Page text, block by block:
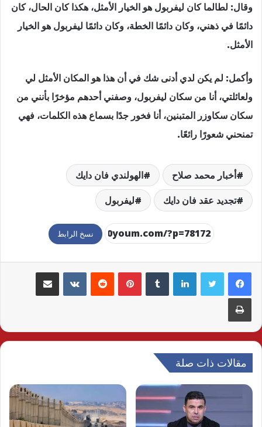
وقال: لطالما كان ليفربول هو الخيار الأمثل، هكذا كان الحال، كان
دائمًا في ذهني، وكان دائمًا الخطة، وكان دائمًا ليفربول هو الخيار
الأمثل.
وأكمل: لم يكن لدي أدنى شك في أن هذا هو المكان الأمثل لي
ولعائلتي، أنا من سكان ليفربول، وصفني أحدهم مؤخرًا بأنني من
سكان سكاوزر المتبنين، أنا فخور جدًا بسماع هذه الكلمات، فهي
تمنحني شعورًا رائعًا.
أخبار محمد صلاح
الهولندي فان دايك
تجديد عقد فان دايك
ليفربول
نسخ الرابط
لينكدإن بينتيريست مشاركة عبر البريد
طباعة
مقالات ذات صلة